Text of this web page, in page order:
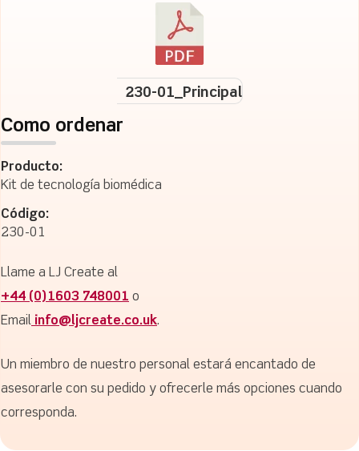
230-01_Principal
Como ordenar
Producto:
Kit de tecnología biomédica
Código:
230-01
Llame a LJ Create al
+44 (0)1603 748001 o
Email info@ljcreate.co.uk.
Un miembro de nuestro personal estará encantado de
asesorarle con su pedido y ofrecerle más opciones cuando
corresponda.